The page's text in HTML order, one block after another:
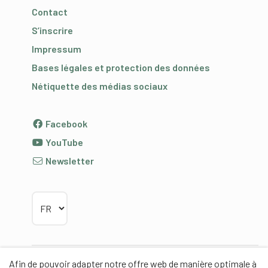
Afin de pouvoir adapter notre offre web de manière optimale à
Contact
S’inscrire
Impressum
Bases légales et protection des données
Nétiquette des médias sociaux
Facebook
YouTube
Newsletter